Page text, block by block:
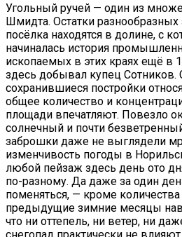
Угольный ручей — один из
Шмидта. Остатки разнообразных
посёлка находятся в долине, с
начиналась история
ископаемых в этих краях ещё в
здесь добывал купец Сотников.
сохранившиеся постройки
общее количество и
площади впечатляют. Повезло
солнечный и почти
заброшки даже не выглядели
изменчивость погоды в
любой пейзаж здесь день ото
по-разному. Да даже за один
поменяться, — кроме количества
предыдущие зимние месяцы
что ни оттепель, ни ветер, ни